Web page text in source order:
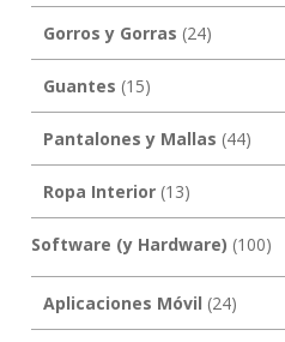
Gorros y Gorras (24)
Guantes (15)
Pantalones y Mallas (44)
Ropa Interior(13)
Software (y Hardware) (100)
Aplicaciones Móvil (24)